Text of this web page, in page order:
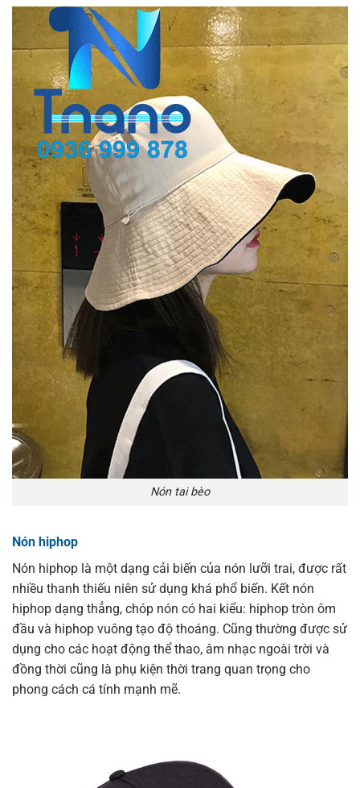
Nón tai bèo
Nón hiphop
Nón hiphop là một dạng cải biến của nón lưỡi trai, được rất
nhiều thanh thiếu niên sử dụng khá phổ biến. Kết nón
hiphop dạng thẳng, chóp nón có hai kiểu: hiphop tròn ôm
đầu và hiphop vuông tạo độ thoáng. Cũng thường được sử
dụng cho các hoạt động thể thao, âm nhạc ngoài trời và
đồng thời cũng là phụ kiện thời trang quan trọng cho
phong cách cá tính mạnh mẽ.